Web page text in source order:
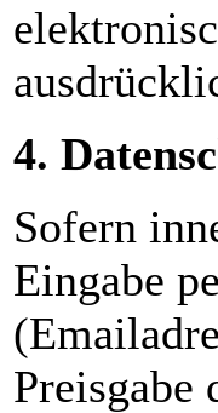
4.
Sofern
Eingabe
Preisgabe